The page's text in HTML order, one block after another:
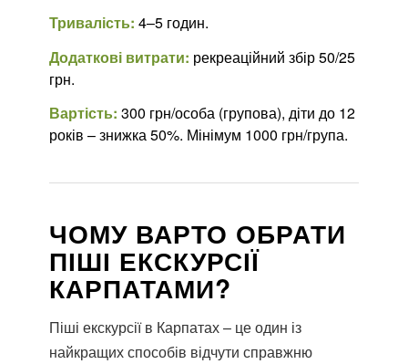
Тривалість: 4–5 годин.
Додаткові витрати: рекреаційний збір 50/25
грн.
Вартість: 300 грн/особа (групова), діти до 12
років – знижка 50%. Мінімум 1000 грн/група.
ЧОМУ ВАРТО ОБРАТИ
ПІШІ ЕКСКУРСІЇ
КАРПАТАМИ?
Піші екскурсії в Карпатах – це один із
найкращих способів відчути справжню